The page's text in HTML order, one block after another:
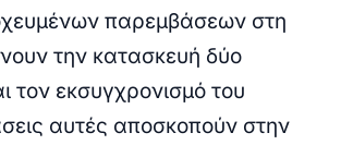
παρεμβάσεων στη
την κατασκευή δύο
τον εκσυγχρονισμό του
αυτές αποσκοπούν στην